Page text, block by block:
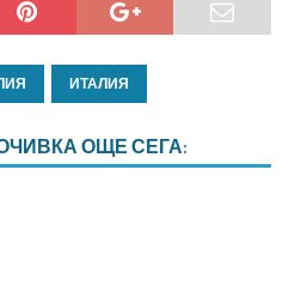
ИТАЛИЯ
ОЩЕ СЕГА: